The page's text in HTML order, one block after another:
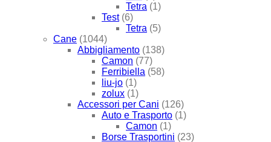
Tetra (1)
Test (6)
Tetra (5)
Cane (1044)
Abbigliamento (138)
Camon (77)
Ferribiella (58)
liu-jo (1)
zolux (1)
Accessori per Cani (126)
Auto e Trasporto (1)
Camon (1)
Borse Trasportini (23)